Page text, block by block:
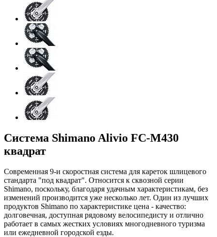
Система Shimano Alivio FC-M430
квадрат
Современная 9-и скоростная система для кареток шлицевого
стандарта "под квадрат". Относится к сквозной серии
Shimano, поскольку, благодаря удачным характеристикам, без
изменений производится уже несколько лет. Один из лучших
продуктов Shimano по характеристике цена - качество:
долговечная, доступная рядовому велосипедисту и отлично
работает в самых жестких условиях многодневного туризма
или ежедневной городской езды.